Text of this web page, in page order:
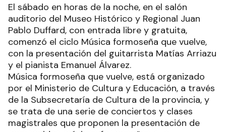
El sábado en horas de la noche, en el salón
auditorio del Museo Histórico y Regional Juan
Pablo Duffard, con entrada libre y gratuita,
comenzó el ciclo Música formoseña que vuelve,
con la presentación del guitarrista Matías Arriazu
y el pianista Emanuel Álvarez.
Música formoseña que vuelve, está organizado
por el Ministerio de Cultura y Educación, a través
de la Subsecretaría de Cultura de la provincia, y
se trata de una serie de conciertos y clases
magistrales que proponen la presentación de